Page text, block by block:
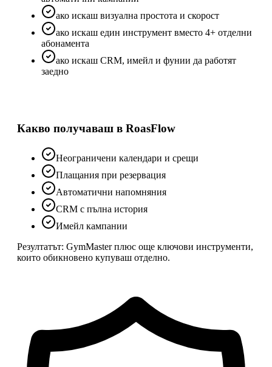
ако искаш визуална простота и скорост
ако искаш един инструмент вместо 4+ отделни
абонамента
ако искаш CRM, имейл и фунии да работят
заедно
Какво получаваш в RoasFlow
Неограничени календари и срещи
Плащания при резервация
Автоматични напомняния
CRM с пълна история
Имейл кампании
Резултатът: GymMasterплюс още ключови инструменти,
които обикновено купуваш отделно.